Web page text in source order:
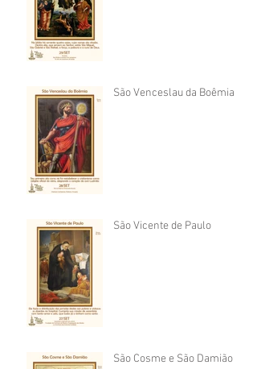
São Venceslau da Boêmia
São Vicente de Paulo
São Cosme e São Damião